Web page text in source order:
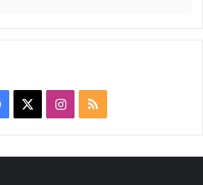
Facebook Instagram
RSS